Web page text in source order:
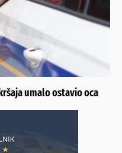
umalo ostavio oca